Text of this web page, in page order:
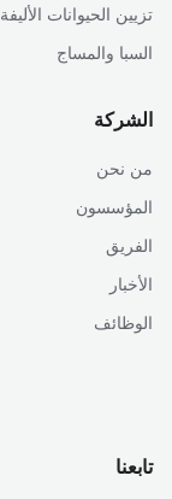
تزيين الحيوانات الأليفة
السبا والمساج
الشركة
من نحن
المؤسسون
الفريق
الأخبار
الوظائف
تابعنا